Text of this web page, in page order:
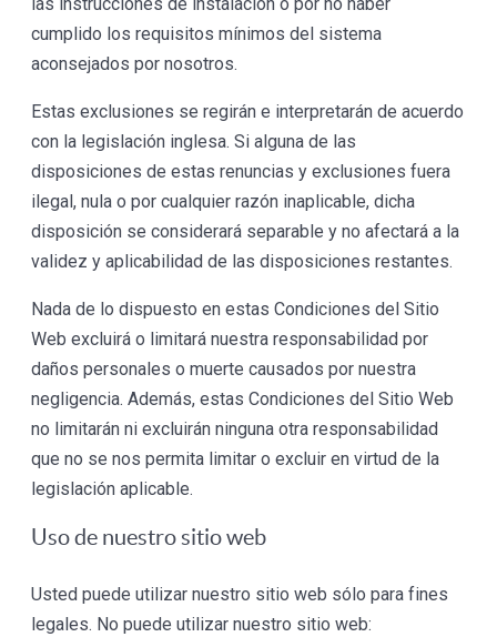
las instrucciones de instalación o por no haber
cumplido los requisitos mínimos del sistema
aconsejados por nosotros.
Estas exclusiones se regirán e interpretarán de acuerdo
con la legislación inglesa. Si alguna de las
disposiciones de estas renuncias y exclusiones fuera
ilegal, nula o por cualquier razón inaplicable, dicha
disposición se considerará separable y no afectará a la
validez y aplicabilidad de las disposiciones restantes.
Nada de lo dispuesto en estas Condiciones del Sitio
Web excluirá o limitará nuestra responsabilidad por
daños personales o muerte causados por nuestra
negligencia. Además, estas Condiciones del Sitio Web
no limitarán ni excluirán ninguna otra responsabilidad
que no se nos permita limitar o excluir en virtud de la
legislación aplicable.
Uso de nuestro sitio web
Usted puede utilizar nuestro sitio web sólo para fines
legales. No puede utilizar nuestro sitio web: